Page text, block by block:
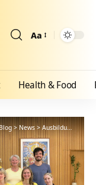
Aa
Health & Food
>News>Ausbildungen >